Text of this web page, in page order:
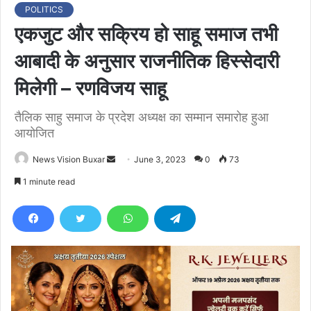
POLITICS
एकजुट और सक्रिय हो साहू समाज तभी
आबादी के अनुसार राजनीतिक हिस्सेदारी
मिलेगी – रणविजय साहू
तैलिक साहु समाज के प्रदेश अध्यक्ष का सम्मान समारोह हुआ
आयोजित
News Vision Buxar
d
e
m
a
June 3, 2023 0 73
1 minute read